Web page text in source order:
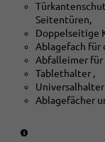
mit
[P08]
16
Zoll
Montado
Aero
Seitentüren,
Doppelseitige
Ablagefach für
Abfalleimer für
Tablethalter ,
Ablagefächer